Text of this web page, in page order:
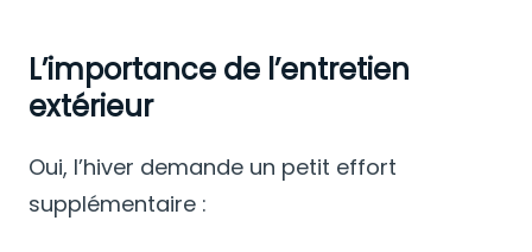
L’importance de l’entretien
extérieur
Oui, l’hiver demande un petit effort
supplémentaire :